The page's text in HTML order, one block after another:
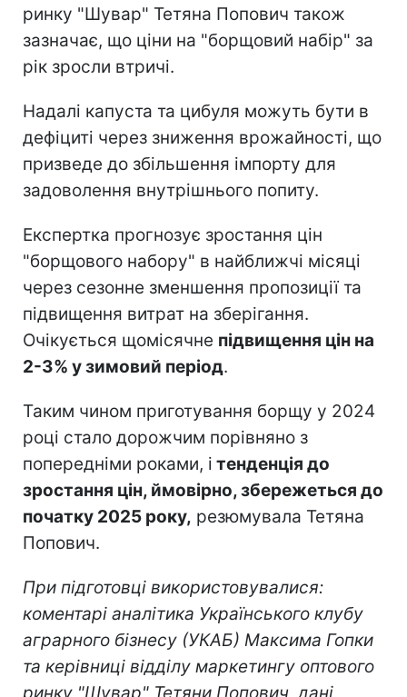
ринку "Шувар" Тетяна Попович також
зазначає, що ціни на "борщовий набір" за
рік зросли втричі.
Надалі капуста та цибуля можуть бути в
дефіциті через зниження врожайності, що
призведе до збільшення імпорту для
задоволення внутрішнього попиту.
Експертка прогнозує зростання цін
"борщового набору" в найближчі місяці
через сезонне зменшення пропозиції та
підвищення витрат на зберігання.
Очікується щомісячне підвищення цін на
2-3% у зимовий період.
Таким чином приготування борщу у 2024
році стало дорожчим порівняно з
попередніми роками, і тенденція до
зростання цін, ймовірно, збережеться до
початку 2025 року, резюмувала Тетяна
Попович.
При підготовці використовувалися:
коментарі аналітика Українського клубу
аграрного бізнесу (УКАБ) Максима Гопки
та керівниці відділу маркетингу оптового